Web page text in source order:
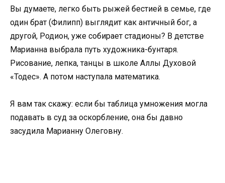
Вы думаете, легко быть рыжей бестией в семье, где
один брат (Филипп) выглядит как античный бог, а
другой, Родион, уже собирает стадионы? В детстве
Марианна выбрала путь художника-бунтаря.
Рисование, лепка, танцы в школе Аллы Духовой
«Тодес». А потом наступала математика.
Я вам так скажу: если бы таблица умножения могла
подавать в суд за оскорбление, она бы давно
засудила Марианну Олеговну.